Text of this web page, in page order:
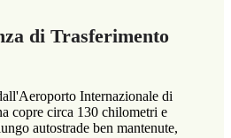
di Trasferimento
Internazionale di
copre circa 130 chilometri e
autostrade ben mantenute,